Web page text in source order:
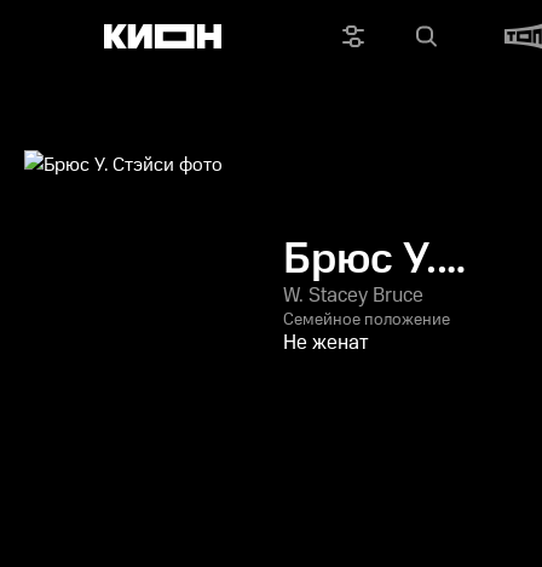
Брюс У.
Стэйси
W. Stacey Bruce
Семейное положение
Не женат